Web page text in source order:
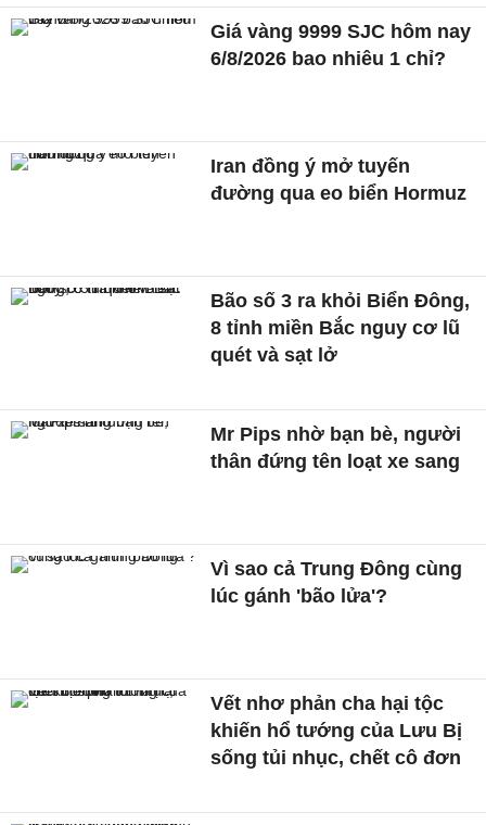
Giá vàng 9999 SJC hôm nay
6/8/2026 bao nhiêu 1 chỉ?
Iran đồng ý mở tuyến
đường qua eo biển Hormuz
Bão số 3 ra khỏi Biển Đông,
8 tỉnh miền Bắc nguy cơ lũ
quét và sạt lở
Mr Pips nhờ bạn bè, người
thân đứng tên loạt xe sang
Vì sao cả Trung Đông cùng
lúc gánh 'bão lửa'?
Vết nhơ phản cha hại tộc
khiến hổ tướng của Lưu Bị
sống tủi nhục, chết cô đơn